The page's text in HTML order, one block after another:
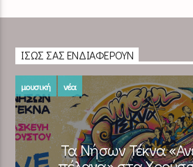
ΊΣΩΣ ΣΑΣ ΕΝΔΙΑΦΈΡΟΥΝ
μουσική νέα
Τα Νήσων Τέκνα